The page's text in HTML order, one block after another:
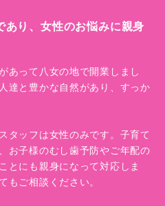
あり、女性のお悩みに親身
あって八女の地で開業しまし
達と豊かな自然があり、すっか
タッフは女性のみです。子育て
お子様のむし歯予防やご年配の
とにも親身になって対応しま
もご相談ください。